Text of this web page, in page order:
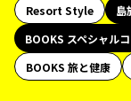
Resort Style
島
BOOKS スペシャル
BOOKS 旅と健康